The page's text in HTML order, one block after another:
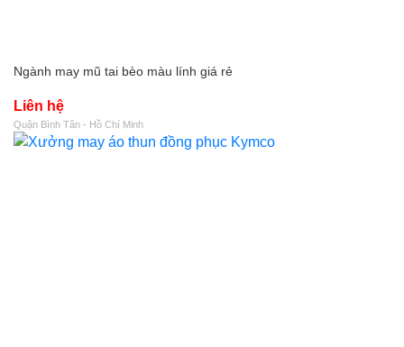
Ngành may mũ tai bèo màu lính giá rẻ
Liên hệ
Quận Bình Tân - Hồ Chí Minh